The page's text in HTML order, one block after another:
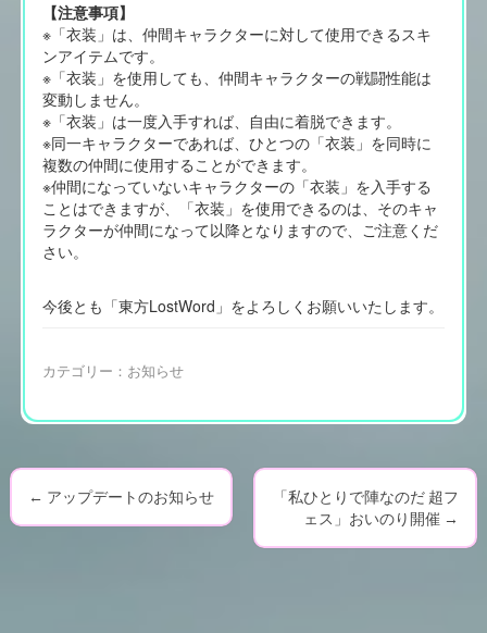
【注意事項】
※「衣装」は、仲間キャラクターに対して使用できるスキ
ンアイテムです。
※「衣装」を使用しても、仲間キャラクターの戦闘性能は
変動しません。
※「衣装」は一度入手すれば、自由に着脱できます。
※同一キャラクターであれば、ひとつの「衣装」を同時に
複数の仲間に使用することができます。
※仲間になっていないキャラクターの「衣装」を入手する
ことはできますが、「衣装」を使用できるのは、そのキャ
ラクターが仲間になって以降となりますので、ご注意くだ
さい。
今後とも「東方LostWord」をよろしくお願いいたします。
カテゴリー： お知らせ
P
← アップデートのお知らせ
「私ひとりで陣なのだ 超フ
ェス」おいのり開催 →